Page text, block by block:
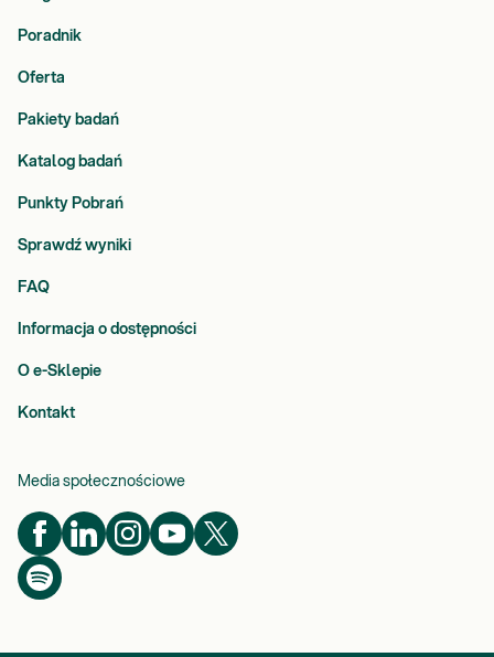
Poradnik
Oferta
Pakiety badań
Katalog badań
Punkty Pobrań
Sprawdź wyniki
FAQ
Informacja o dostępności
O e-Sklepie
Kontakt
Media społecznościowe